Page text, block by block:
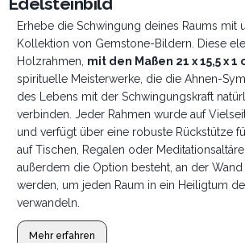
Erhebe die Schwingung deines Raums mit
Kollektion von Gemstone-Bildern. Diese
Holzrahmen, mit den Maßen 21 x 15,5 x 1
spirituelle Meisterwerke, die die Ahnen-
des Lebens mit der Schwingungskraft
verbinden. Jeder Rahmen wurde auf
und verfügt über eine robuste Rückstütze
auf Tischen, Regalen oder
außerdem die Option besteht, an der
werden, um jeden Raum in ein Heiligtum
verwandeln.
Mehr erfahren